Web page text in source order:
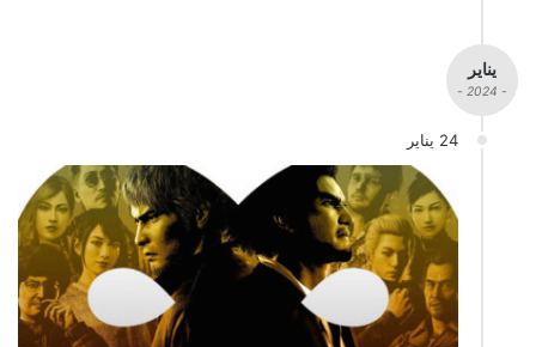
يناير
- 2024 -
24 يناير